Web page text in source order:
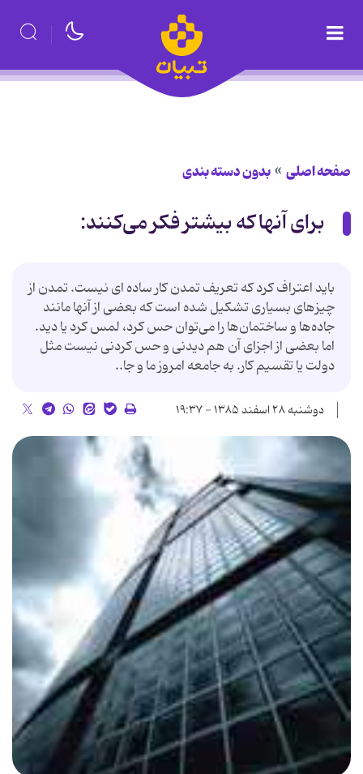
صفحه اصلی بدون دسته بندی
برای آنها که بیشتر فکر می‌کنند:
باید اعتراف کرد که تعریف تمدن کار ساده ای نیست. تمدن از
چیزهای بسیاری تشکیل شده است که بعضی از آنها مانند
جاده‌ها و ساختمان‌ها را می‌توان حس کرد، لمس کرد یا دید.
اما بعضی از اجزای آن هم دیدنی و حس کردنی نیست مثل
دولت یا تقسیم کار. به جامعه امروز ما و جا..
دوشنبه ۲۸ اسفند ۱۳۸۵ - ۱۹:۳۷